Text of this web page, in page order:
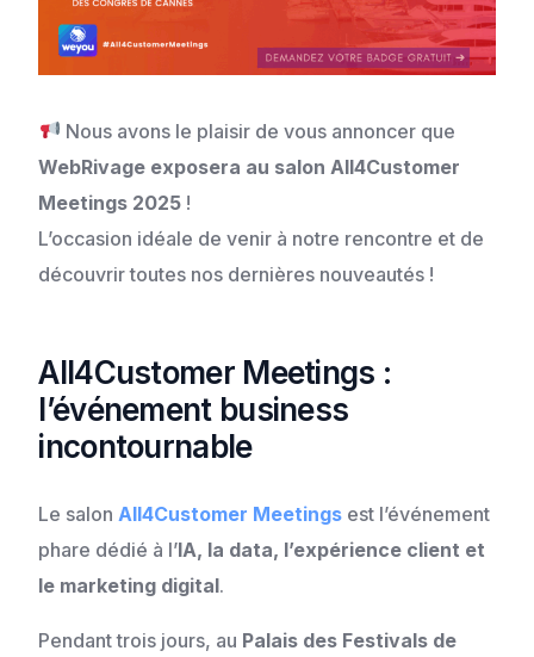
Nous avons le plaisir de vous annoncer que
WebRivage exposera au salon All4Customer
Meetings 2025 !
L’occasion idéale de venir à notre rencontre et de
découvrir toutes nos dernières nouveautés !
All4Customer Meetings :
l’événement business
incontournable
Le salon All4Customer Meetings est l’événement
phare dédié à l’IA, la data, l’expérience client et
le marketing digital.
Pendant trois jours, au Palais des Festivals de